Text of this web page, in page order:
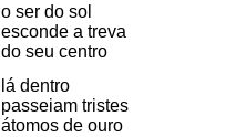
o ser do sol
esconde a treva
do seu centro
lá dentro
passeiam tristes
átomos de ouro